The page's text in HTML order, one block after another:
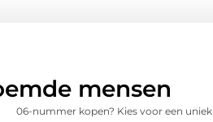
mensen
06-nummer kopen? Kies voor een uniek